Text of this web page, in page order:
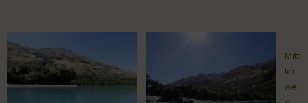
Mitt
ler
weil